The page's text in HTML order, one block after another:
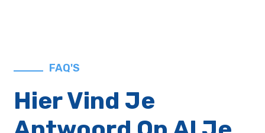
FAQ'S
Hier Vind Je